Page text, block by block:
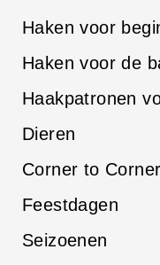
Haken voor
Haken voor de
Haakpatronen
Dieren
Corner to Corner
Feestdagen
Seizoenen